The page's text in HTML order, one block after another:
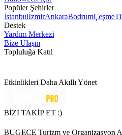
Popüler Şehirler
İstanbulİzmirAnkaraBodrumÇeşme
Destek
Yardım Merkezi
Bize Ulaşın
Topluluğa Katıl
Etkinlikleri Daha Akıllı Yönet
BİZİ TAKİP ET :)
BUGECE Turizm ve Organizasyon